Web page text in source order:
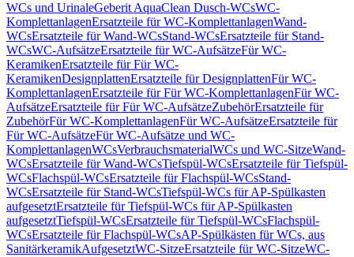
WCs und UrinaleGeberit AquaClean Dusch-WCsWC-
KomplettanlagenErsatzteile für WC-KomplettanlagenWand-
WCsErsatzteile für Wand-WCsStand-WCsErsatzteile für Stand-
WCsWC-AufsätzeErsatzteile für WC-AufsätzeFür WC-
KeramikenErsatzteile für Für WC-
KeramikenDesignplattenErsatzteile für DesignplattenFür WC-
KomplettanlagenErsatzteile für Für WC-KomplettanlagenFür WC-
AufsätzeErsatzteile für Für WC-AufsätzeZubehörErsatzteile für
ZubehörFür WC-KomplettanlagenFür WC-AufsätzeErsatzteile für
Für WC-AufsätzeFür WC-Aufsätze und WC-
KomplettanlagenWCsVerbrauchsmaterialWCs und WC-SitzeWand-
WCsErsatzteile für Wand-WCsTiefspül-WCsErsatzteile für Tiefspül-
WCsFlachspül-WCsErsatzteile für Flachspül-WCsStand-
WCsErsatzteile für Stand-WCsTiefspül-WCs für AP-Spülkasten
aufgesetztErsatzteile für Tiefspül-WCs für AP-Spülkasten
aufgesetztTiefspül-WCsErsatzteile für Tiefspül-WCsFlachspül-
WCsErsatzteile für Flachspül-WCsAP-Spülkästen für WCs, aus
SanitärkeramikAufgesetztWC-SitzeErsatzteile für WC-SitzeWC-